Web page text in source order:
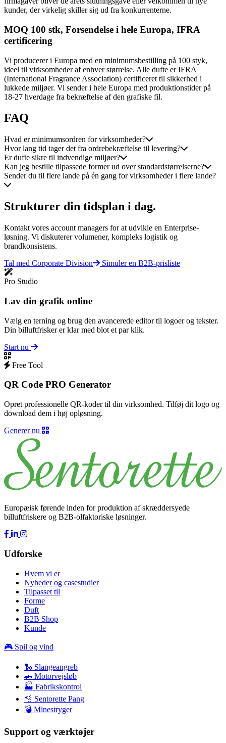
kunder, der virkelig skiller sig ud fra konkurrenterne.
MOQ 100 stk, Forsendelse i hele Europa, IFRA
certificering
Vi producerer i Europa med en minimumsbestilling på 100 styk,
ideel til virksomheder af enhver størrelse. Alle dufte er IFRA
(International Fragrance Association) certificeret til sikkerhed i
lukkede miljøer. Vi sender i hele Europa med produktionstider på
18-27 hverdage fra bekræftelse af den grafiske fil.
FAQ
Hvad er minimumsordren for virksomheder?
Hvor lang tid tager det fra ordrebekræftelse til levering?
Er dufte sikre til indvendige miljøer?
Kan jeg bestille tilpassede former ud over standardstørrelserne?
Sender du til flere lande på én gang for virksomheder i flere lande?
Strukturer din tidsplan i dag.
Kontakt vores account managers for at udvikle en Enterprise-
løsning. Vi diskuterer volumener, kompleks logistik og
brandkonsistens.
Tal med Corporate Division
Simuler en B2B-prisliste
Pro Studio
Lav din grafik online
Vælg en terning og brug den avancerede editor til logoer og tekster.
Din billuftfrisker er klar med blot et par klik.
Start nu
Free Tool
QR Code PRO Generator
Opret professionelle QR-koder til din virksomhed. Tilføj dit logo og
download dem i høj opløsning.
Generer nu
Europæisk førende inden for produktion af skræddersyede
billuftfriskere og B2B-olfaktoriske løsninger.
Udforske
Hvem vi er
Nyheder og casestudier
Tilpasset til
Forme
Duft
B2B Shop
Kunde
🎮 Spil og vind
🐍 Slangeangreb
🚗 Motorvejsløb
🏭 Fabrikskontrol
🫧 Sentorette Pang
💣 Minestryger
Support og værktøjer